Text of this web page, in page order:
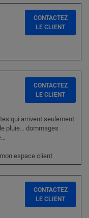
CONTACTEZ
LE CLIENT
qui arrivent seulement
pluie… dommages
espace client
CONTACTEZ
LE CLIENT
CONTACTEZ
LE CLIENT